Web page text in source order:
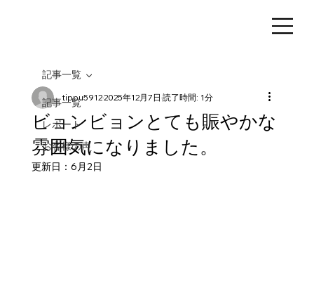
記事一覧
レポート
お客様の声
記事一覧
ビョンビョンとても賑やかな
雰囲気になりました。
tippu59122025年12月7日 読了時間: 1分
更新日： 6月2日